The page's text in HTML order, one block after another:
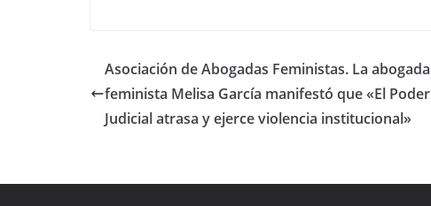
e
b
o
k
er s
A
p
p
ar
tir
Asociación de Abogadas Feministas. La abogada
feminista Melisa García manifestó que «El Poder
Judicial atrasa y ejerce violencia institucional»